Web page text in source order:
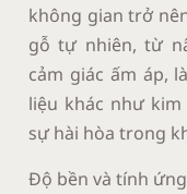
không gian trở
gỗ tự nhiên, từ
cảm giác ấm áp,
liệu khác như
sự hài hòa trong
Độ bền và tính